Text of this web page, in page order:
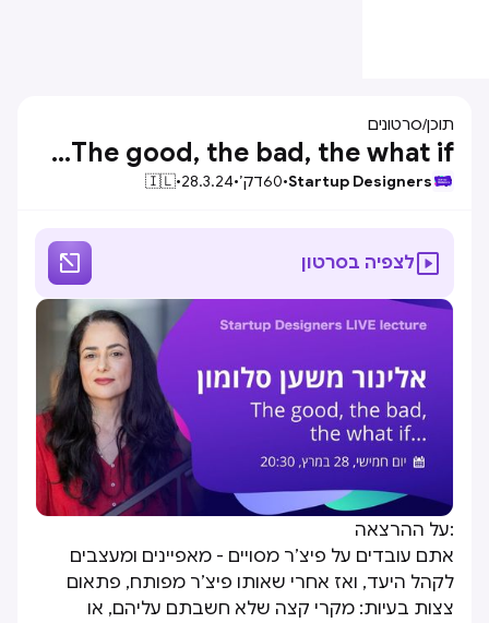
תוכן/סרטונים
The good, the bad, the what if...
Startup Designers
•
60דק׳•
28.3.24
•
🇮🇱
לצפיה בסרטון 
:על ההרצאה
אתם עובדים על פיצ’ר מסויים - מאפיינים ומעצבים
לקהל היעד, ואז אחרי שאותו פיצ’ר מפותח, פתאום
צצות בעיות: מקרי קצה שלא חשבתם עליהם, או